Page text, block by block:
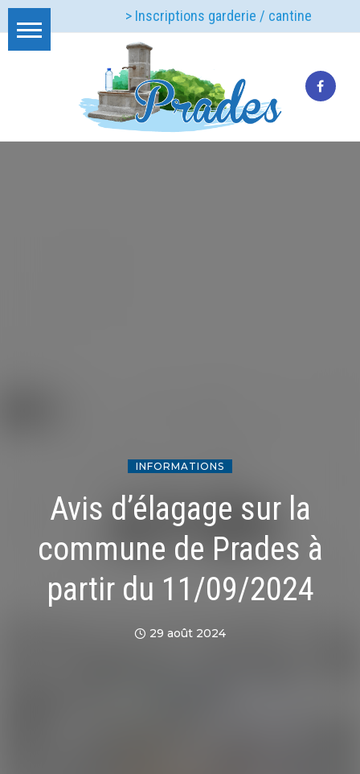
> Inscriptions garderie / cantine
INFORMATIONS
Avis d’élagage sur la
commune de Prades à
partir du 11/09/2024
29 août 2024